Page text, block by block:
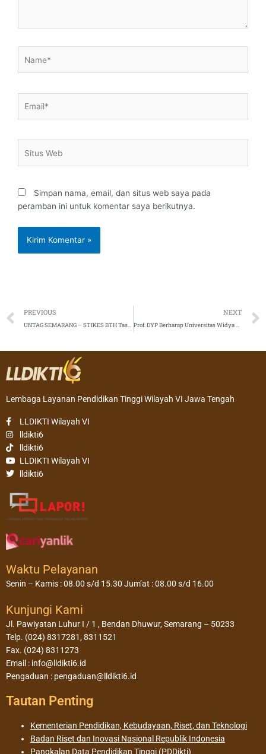
Web
Simpan nama, email, dan situs web saya pada
peramban ini untuk komentar saya berikutnya.
Prev
PREVIOUS
UNTAG SEMARANG – STIKES BTH Tasikmalaya gelar Seminar Nasional Daring dengan 1919 Peserta
NEXT
Prof. DYP Berharap Universitas Widya Husada Menjadi Universitas yang Mendunia, Jaya, dan Akuntabel
Lembaga Layanan Pendidikan Tinggi Wilayah VI Jawa Tengah
LLDIKTI Wilayah VI
lldikti6
lldikti6
LLDIKTI Wilayah VI
lldikti6
Waktu Pelayanan
Senin – Kamis : 08.00 s/d 15.30 Jum’at : 08.00 s/d 16.00
Kunjungi Kami
Jl. Pawiyatan Luhur I / 1 , Bendan Dhuwur, Semarang – 50233
Telp. (024) 8317281, 8311521
Fax. (024) 8311273
Email : info@lldikti6.id
Pengaduan : pengaduan@lldikti6.id
Tautan Penting
Kementerian Pendidikan, Kebudayaan, Riset, dan Teknologi
Badan Riset dan Inovasi Nasional Republik Indonesia
Pangkalan Data Pendidikan Tinggi (PDDikti)